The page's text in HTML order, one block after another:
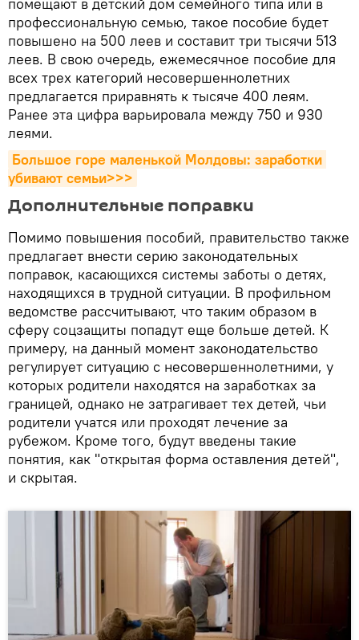
профессиональную семью, такое пособие будет
повышено на 500 леев и составит три тысячи 513
леев. В свою очередь, ежемесячное пособие для
всех трех категорий несовершеннолетних
предлагается приравнять к тысяче 400 леям.
Ранее эта цифра варьировала между 750 и 930
леями.
Большое горе маленькой Молдовы: заработки
убивают семьи>>>
Дополнительные поправки
Помимо повышения пособий, правительство также
предлагает внести серию законодательных
поправок, касающихся системы заботы о детях,
находящихся в трудной ситуации. В профильном
ведомстве рассчитывают, что таким образом в
сферу соцзащиты попадут еще больше детей. К
примеру, на данный момент законодательство
регулирует ситуацию с несовершеннолетними, у
которых родители находятся на заработках за
границей, однако не затрагивает тех детей, чьи
родители учатся или проходят лечение за
рубежом. Кроме того, будут введены такие
понятия, как "открытая форма оставления детей",
и скрытая.